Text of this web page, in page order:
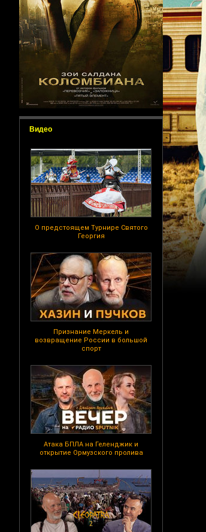
Видео
О предстоящем Турнире Святого
Георгия
Признание Меркель и
возвращение России в большой
спорт
Атака БПЛА на Геленджик и
открытие Ормузского пролива